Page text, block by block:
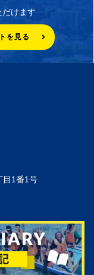
だけます
を見る
目1番1号